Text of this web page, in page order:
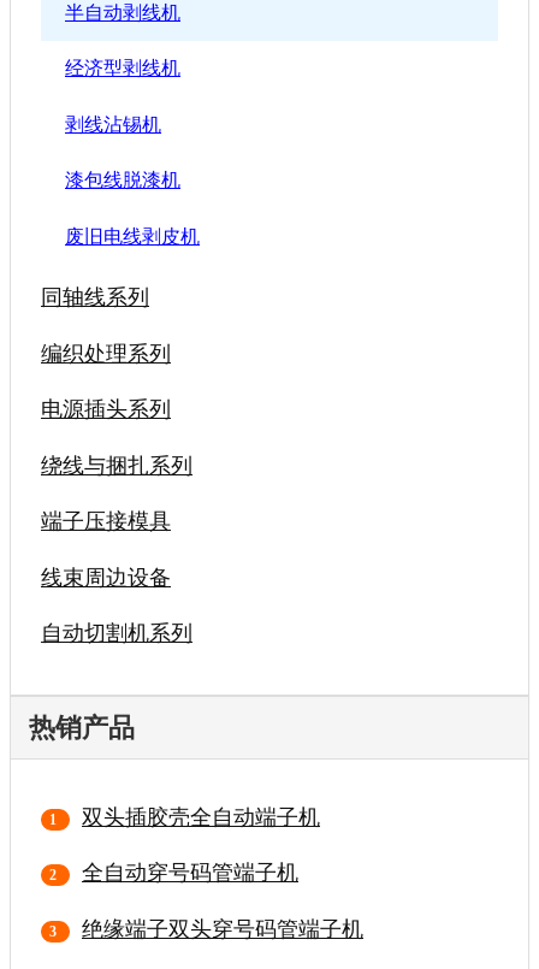
半自动剥线机
经济型剥线机
剥线沾锡机
漆包线脱漆机
废旧电线剥皮机
同轴线系列
编织处理系列
电源插头系列
绕线与捆扎系列
端子压接模具
线束周边设备
自动切割机系列
热销产品
双头插胶壳全自动端子机
全自动穿号码管端子机
绝缘端子双头穿号码管端子机